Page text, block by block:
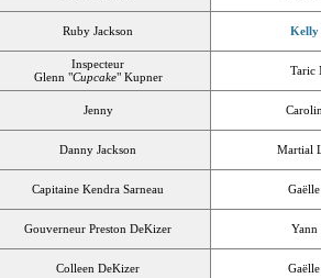
Ruby Jackson
Inspecteur
Glenn "Cupcake" Kupner Taric
Jenny
Danny Jackson Martial
Capitaine Kendra Sarneau
Gouverneur Preston DeKizer Yann
Colleen DeKizer